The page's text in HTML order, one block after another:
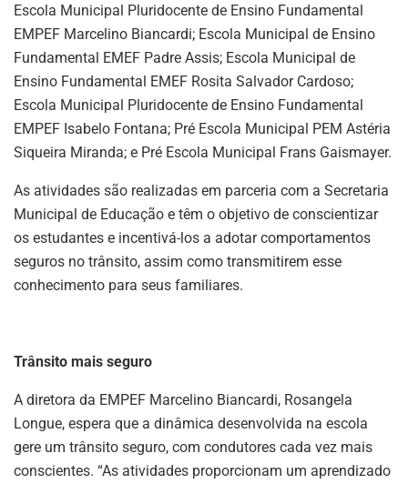
Escola Municipal Pluridocente de Ensino Fundamental
EMPEF Marcelino Biancardi; Escola Municipal de Ensino
Fundamental EMEF Padre Assis; Escola Municipal de
Ensino Fundamental EMEF Rosita Salvador Cardoso;
Escola Municipal Pluridocente de Ensino Fundamental
EMPEF Isabelo Fontana; Pré Escola Municipal PEM Astéria
Siqueira Miranda; e Pré Escola Municipal Frans Gaismayer.
As atividades são realizadas em parceria com a Secretaria
Municipal de Educação e têm o objetivo de conscientizar
os estudantes e incentivá-los a adotar comportamentos
seguros no trânsito, assim como transmitirem esse
conhecimento para seus familiares.
Trânsito mais seguro
A diretora da EMPEF Marcelino Biancardi, Rosangela
Longue, espera que a dinâmica desenvolvida na escola
gere um trânsito seguro, com condutores cada vez mais
conscientes. “As atividades proporcionam um aprendizado